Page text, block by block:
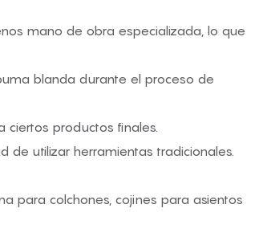
mano de obra especializada, lo que
blanda durante el proceso de
ciertos productos finales.
de utilizar herramientas tradicionales.
para colchones, cojines para asientos